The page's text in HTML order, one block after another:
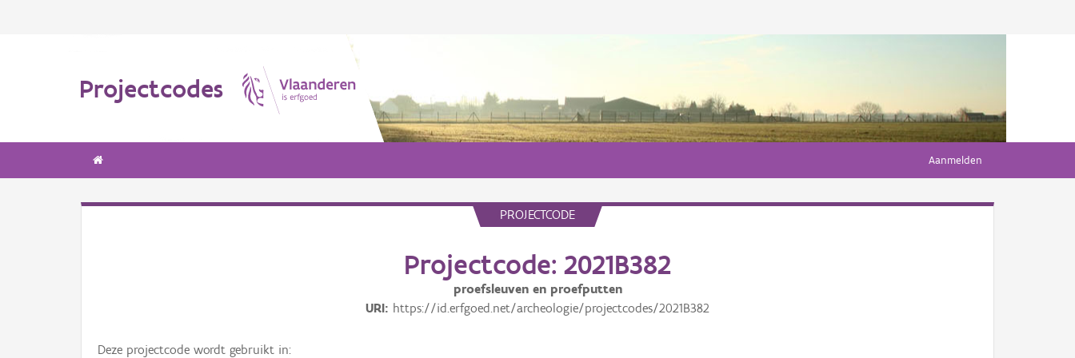
Projectcodes
Aanmelden
PROJECTCODE
Projectcode: 2021B382
proefsleuven en proefputten
URI https://id.erfgoed.net/archeologie/projectcodes/2021B382
Deze projectcode wordt gebruikt in: